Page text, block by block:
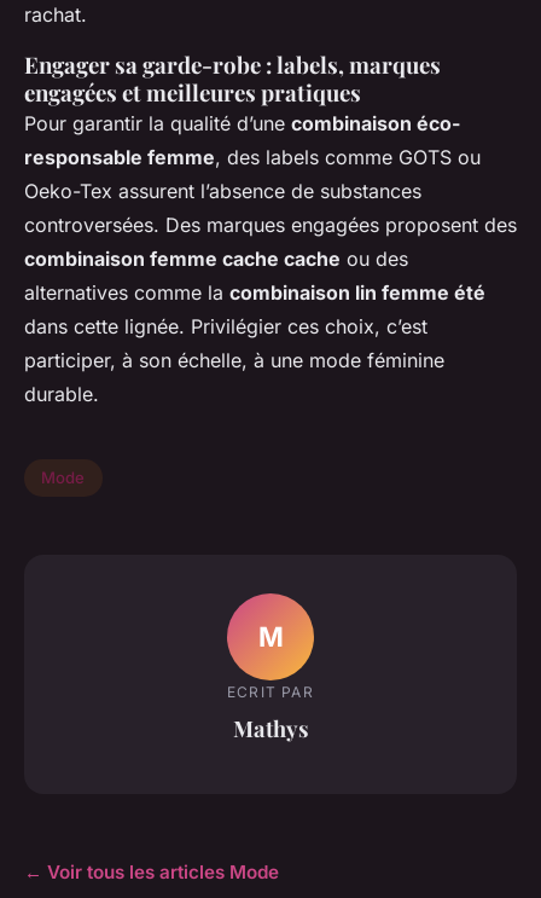
rachat.
Engager sa garde-robe : labels, marques
engagées et meilleures pratiques
Pour garantir la qualité d’une combinaison éco-
responsable femme, des labels comme GOTS ou
Oeko-Tex assurent l’absence de substances
controversées. Des marques engagées proposent des
combinaison femme cache cache ou des
alternatives comme la combinaison lin femme été
dans cette lignée. Privilégier ces choix, c’est
participer, à son échelle, à une mode féminine
durable.
Mode
M
ECRIT PAR
Mathys
← Voir tous les articles Mode